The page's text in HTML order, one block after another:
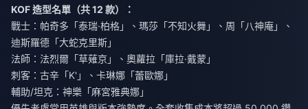
KOF 造型名單（共 12 款）：
戰士：帕奇多「泰瑞·柏格」、瑪莎「不知火舞」、周「八神庵」、
迪斯羅德「大蛇克里斯」
法師：法烈爾「草薙京」、奧蘿拉「庫拉·戴蒙」
刺客：古辛「K'」、卡琳娜「蕾歐娜」
輔助/坦克：神樂「麻宮雅典娜」